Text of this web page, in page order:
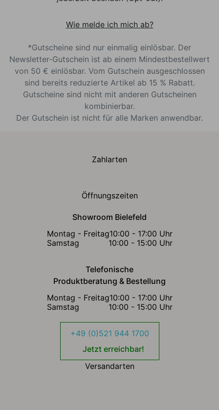
Wie melde ich mich ab?
*Gutscheine sind nur einmalig einlösbar. Der
Newsletter-Gutschein ist ab einem Mindestbestellwert
von 50 € einlösbar. Vom Gutschein ausgeschlossen
sind bereits reduzierte Artikel ab 15 % Rabatt.
Gutscheine sind nicht mit anderen Gutscheinen
kombinierbar.
Der Gutschein ist nicht für alle Marken anwendbar.
Zahlarten
Öffnungszeiten
Showroom Bielefeld
Montag - Freitag10:00 - 17:00 Uhr
Samstag
10:00 - 15:00 Uhr
Telefonische
Produktberatung & Bestellung
Montag - Freitag10:00 - 17:00 Uhr
Samstag
10:00 - 15:00 Uhr
+49 (0)521 944 1700
Jetzt erreichbar!
Versandarten